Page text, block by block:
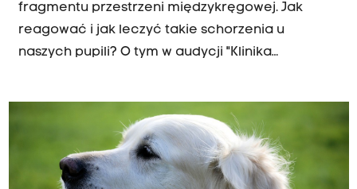
fragmentu przestrzeni międzykręgowej. Jak
reagować i jak leczyć takie schorzenia u
naszych pupili? O tym w audycji "Klinika